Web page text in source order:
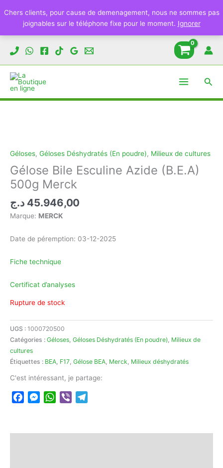
Chers clients, pour cause de demenagement, nous ne sommes pas
joignables sur le téléphone fixe pour le moment. Ignorer
Géloses, Géloses Déshydratés (En poudre), Milieux de cultures
Gélose Bile Esculine Azide (B.E.A)
500g Merck
45.946,00 د.ج
Marque: MERCK
Date de péremption: 03-12-2025
Fiche technique
Certificat d’analyses
Rupture de stock
UGS : 1000720500
Catégories : Géloses Géloses Déshydratés (En poudre) Milieux de
cultures
Étiquettes : BEA F17 Gélose BEA Merck Milieux déshydratés
C'est intéressant, je partage:
FacebookMessenger
WhatsApp
Viber